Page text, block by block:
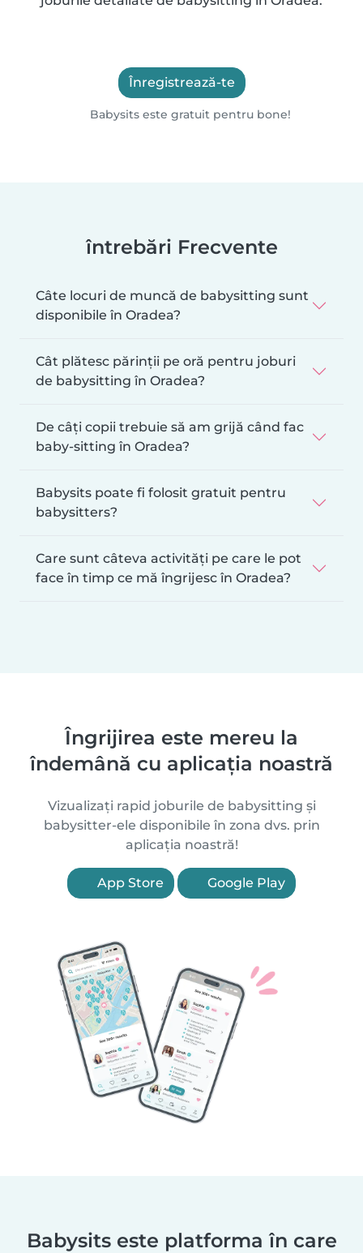
Înregistrează-te
Babysits este gratuit pentru bone!
întrebări Frecvente
Câte locuri de muncă de babysitting sunt
disponibile în Oradea?
Cât plătesc părinții pe oră pentru joburi
de babysitting în Oradea?
De câți copii trebuie să am grijă când fac
baby-sitting în Oradea?
Babysits poate fi folosit gratuit pentru
babysitters?
Care sunt câteva activități pe care le pot
face în timp ce mă îngrijesc în Oradea?
Îngrijirea este mereu la
îndemână cu aplicația noastră
Vizualizați rapid joburile de babysitting și
babysitter-ele disponibile în zona dvs. prin
aplicația noastră!
App Store Google Play
Babysits este platforma în care